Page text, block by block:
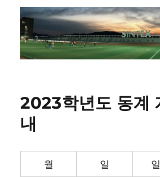
2023학년도 동계
내
월 일